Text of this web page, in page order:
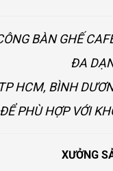
BÀN GHẾ
ĐA
HCM, BÌNH
PHÙ HỢP VỚI
XƯỞNG